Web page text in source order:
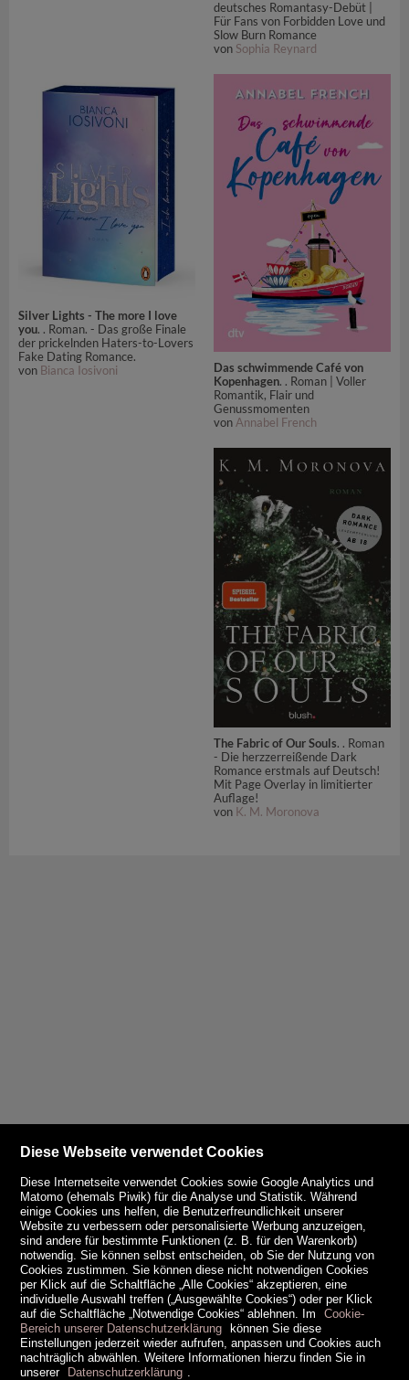
deutsches Romantasy-Debüt |
Für Fans von Forbidden Love und
Slow Burn Romance
von Sophia Reynard
Silver Lights - The more I love
you. . Roman. - Das große Finale
der prickelnden Haters-to-Lovers
Fake Dating Romance.
von Bianca Iosivoni
Das schwimmende Café von
Kopenhagen. . Roman | Voller
Romantik, Flair und
Genussmomenten
von Annabel French
The Fabric of Our Souls. . Roman
- Die herzzerreißende Dark
Romance erstmals auf Deutsch!
Mit Page Overlay in limitierter
Auflage!
von K. M. Moronova
Diese Webseite verwendet Cookies
Diese Internetseite verwendet Cookies sowie Google Analytics und
Matomo (ehemals Piwik) für die Analyse und Statistik. Während
einige Cookies uns helfen, die Benutzerfreundlichkeit unserer
Website zu verbessern oder personalisierte Werbung anzuzeigen,
sind andere für bestimmte Funktionen (z. B. für den Warenkorb)
notwendig. Sie können selbst entscheiden, ob Sie der Nutzung von
Cookies zustimmen. Sie können diese nicht notwendigen Cookies
per Klick auf die Schaltfläche „Alle Cookies“ akzeptieren, eine
individuelle Auswahl treffen („Ausgewählte Cookies“) oder per Klick
auf die Schaltfläche „Notwendige Cookies“ ablehnen. Im
Cookie-
Bereich unserer Datenschutzerklärung können Sie diese
Einstellungen jederzeit wieder aufrufen, anpassen und Cookies auch
nachträglich abwählen. Weitere Informationen hierzu finden Sie in
unserer Datenschutzerklärung